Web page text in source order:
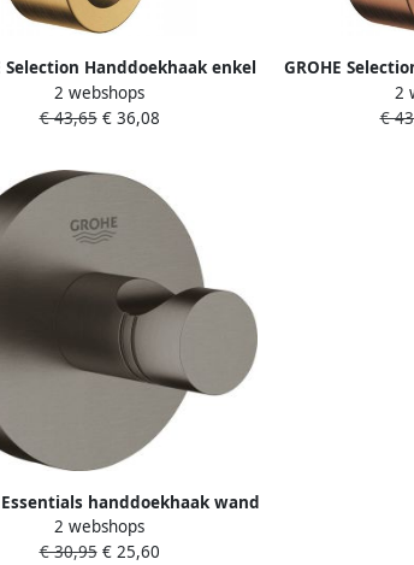
Selection Handdoekhaak enkel
cool sunrise geborsteld
41039GN0
2 webshops
€ 43,65€ 36,08
GROHE
metaal
2
€
Essentials handdoekhaak wand
1-gats metaal hard graphite
geborsteld 40364AL1
2 webshops
€ 30,95€ 25,60